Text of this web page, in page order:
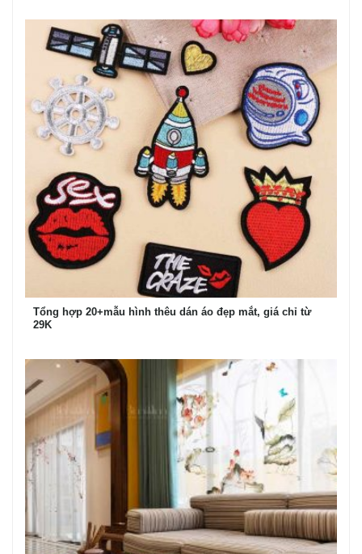
Tổng hợp 20+mẫu hình thêu dán áo đẹp mắt, giá chỉ từ
29K